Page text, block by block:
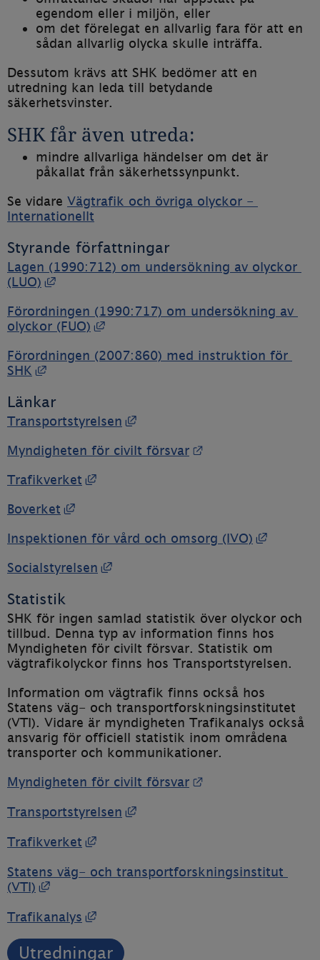
egendom eller i miljön, eller
om det förelegat en allvarlig fara för att en
sådan allvarlig olycka skulle inträffa.
Dessutom krävs att SHK bedömer att en
utredning kan leda till betydande
säkerhetsvinster.
SHK får även utreda:
mindre allvarliga händelser om det är
påkallat från säkerhetssynpunkt.
Se vidare Vägtrafik och övriga olyckor -
Internationellt
Styrande författningar
Lagen (1990:712) om undersökning av olyckor
(LUO)
Länk till annan webbplats, öppnas i nytt
Förordningen (1990:717) om undersökning av
olyckor (FUO)
Länk till annan webbplats,
Förordningen (2007:860) med instruktion för
SHK
Länk till annan webbplats, öppnas i nytt
Länkar
Transportstyrelsen
Länk till annan webbplats,
Myndigheten för civilt försvar
Länk till annan
Trafikverket
Länk till annan webbplats, öppnas
Boverket
Länk till annan webbplats, öppnas i
Inspektionen för vård och omsorg (IVO)
Länk till
Socialstyrelsen
Länk till annan webbplats,
Statistik
SHK för ingen samlad statistik över olyckor och
tillbud. Denna typ av information finns hos
Myndigheten för civilt försvar. Statistik om
vägtrafikolyckor finns hos Transportstyrelsen.
Information om vägtrafik finns också hos
Statens väg- och transportforskningsinstitutet
(VTI). Vidare är myndigheten Trafikanalys också
ansvarig för officiell statistik inom områdena
transporter och kommunikationer.
Myndigheten för civilt försvar
Länk till annan
Transportstyrelsen Länk till annan webbplats,
Trafikverket Länk till annan webbplats, öppnas
Statens väg- och transportforskningsinstitut
(VTI)
Länk till annan webbplats, öppnas i nytt
Trafikanalys Länk till annan webbplats, öppnas
Utredningar